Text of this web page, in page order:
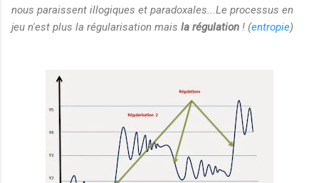
nous paraissent illogiques et paradoxales...Le processus en
jeu n'est plus la régularisation mais la régulation ! (entropie)